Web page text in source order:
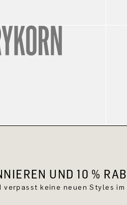
UND 10 %
keine neuen Styles im